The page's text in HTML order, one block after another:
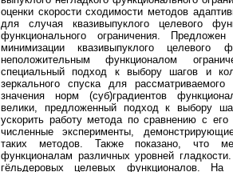
оценки скорости сходимости методов
для случая квазивыпуклого целевого
функционального ограничения.
минимизации квазивыпуклого целевого
неположительным функционалом
специальный подход к выбору шагов и
зеркального спуска для
значения норм (суб)градиентов
велики, предложенный подход к выбору
ускорить работу метода по сравнению с
численные эксперименты,
таких методов. Также показано, что
функционалам различных уровней
гёльдеровых целевых функционалов. На